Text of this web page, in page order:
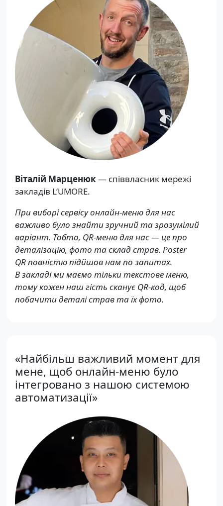
Віталій Марценюк— співвласник мережі
закладів L’UMORE.
При виборі сервісу онлайн-меню для нас
важливо було знайти зручний та зрозумілий
варіант. Тобто, QR-меню для нас — це про
деталізацію, фото та склад страв. Poster
QR повністю підйшов нам по запитах.
В закладі ми маємо тільки текстове меню,
тому кожен наш гість сканує QR-код, щоб
побачити деталі страв та їх фото.
«Найбільш важливий момент для
мене, щоб онлайн-меню було
інтегровано з нашою системою
автоматизації»